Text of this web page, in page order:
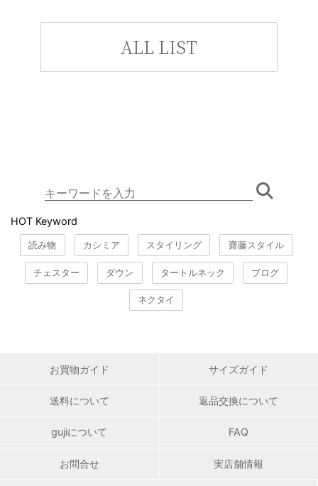
ALL LIST
HOT Keyword
読み物 カシミア スタイリング 齋藤スタイル
チェスター ダウン タートルネック ブログ
ネクタイ
お買物ガイド サイズガイド
送料について 返品交換について
gujiについて FAQ
お問合せ 実店舗情報